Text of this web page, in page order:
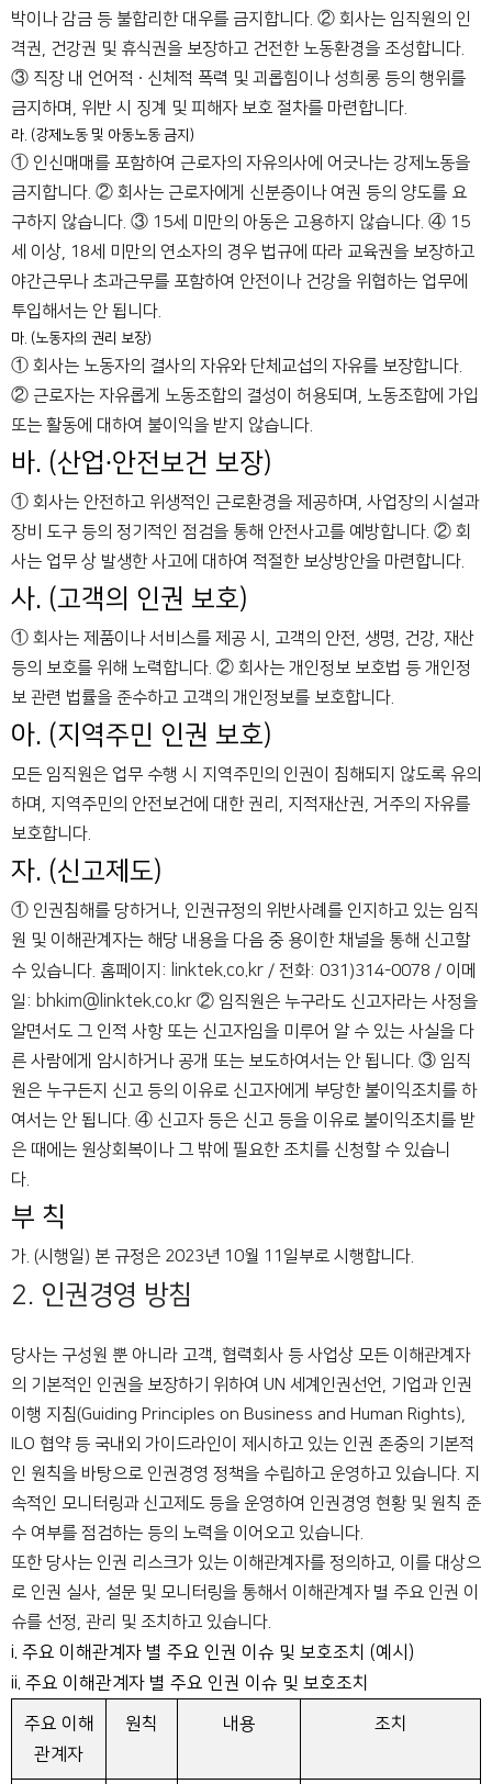
박이나 감금 등 불합리한 대우를 금지합니다. ② 회사는 임직원의 인
격권, 건강권 및 휴식권을 보장하고 건전한 노동환경을 조성합니다.
③ 직장 내 언어적 ∙ 신체적 폭력 및 괴롭힘이나 성희롱 등의 행위를
금지하며, 위반 시 징계 및 피해자 보호 절차를 마련합니다.
라. (강제노동 및 아동노동 금지)
① 인신매매를 포함하여 근로자의 자유의사에 어긋나는 강제노동을
금지합니다. ② 회사는 근로자에게 신분증이나 여권 등의 양도를 요
구하지 않습니다. ③ 15세 미만의 아동은 고용하지 않습니다. ④ 15
세 이상, 18세 미만의 연소자의 경우 법규에 따라 교육권을 보장하고
야간근무나 초과근무를 포함하여 안전이나 건강을 위협하는 업무에
투입해서는 안 됩니다.
마. (노동자의 권리 보장)
① 회사는 노동자의 결사의 자유와 단체교섭의 자유를 보장합니다.
② 근로자는 자유롭게 노동조합의 결성이 허용되며, 노동조합에 가입
또는 활동에 대하여 불이익을 받지 않습니다.
바. (산업∙안전보건 보장)
① 회사는 안전하고 위생적인 근로환경을 제공하며, 사업장의 시설과
장비 도구 등의 정기적인 점검을 통해 안전사고를 예방합니다. ② 회
사는 업무 상 발생한 사고에 대하여 적절한 보상방안을 마련합니다.
사. (고객의 인권 보호)
① 회사는 제품이나 서비스를 제공 시, 고객의 안전, 생명, 건강, 재산
등의 보호를 위해 노력합니다. ② 회사는 개인정보 보호법 등 개인정
보 관련 법률을 준수하고 고객의 개인정보를 보호합니다.
아. (지역주민 인권 보호)
모든 임직원은 업무 수행 시 지역주민의 인권이 침해되지 않도록 유의
하며, 지역주민의 안전보건에 대한 권리, 지적재산권, 거주의 자유를
보호합니다.
자. (신고제도)
① 인권침해를 당하거나, 인권규정의 위반사례를 인지하고 있는 임직
원 및 이해관계자는 해당 내용을 다음 중 용이한 채널을 통해 신고할
수 있습니다. 홈페이지: linktek.co.kr / 전화: 031)314-0078 / 이메
일: bhkim@linktek.co.kr ② 임직원은 누구라도 신고자라는 사정을
알면서도 그 인적 사항 또는 신고자임을 미루어 알 수 있는 사실을 다
른 사람에게 암시하거나 공개 또는 보도하여서는 안 됩니다. ③ 임직
원은 누구든지 신고 등의 이유로 신고자에게 부당한 불이익조치를 하
여서는 안 됩니다. ④ 신고자 등은 신고 등을 이유로 불이익조치를 받
은 때에는 원상회복이나 그 밖에 필요한 조치를 신청할 수 있습니
다.
부 칙
가. (시행일) 본 규정은 2023년 10월 11일부로 시행합니다.
2. 인권경영 방침
당사는 구성원 뿐 아니라 고객, 협력회사 등 사업상 모든 이해관계자
의 기본적인 인권을 보장하기 위하여 UN 세계인권선언, 기업과 인권
이행 지침(Guiding Principles on Business and Human Rights),
ILO 협약 등 국내외 가이드라인이 제시하고 있는 인권 존중의 기본적
인 원칙을 바탕으로 인권경영 정책을 수립하고 운영하고 있습니다. 지
속적인 모니터링과 신고제도 등을 운영하여 인권경영 현황 및 원칙 준
수 여부를 점검하는 등의 노력을 이어오고 있습니다.
또한 당사는 인권 리스크가 있는 이해관계자를 정의하고, 이를 대상으
로 인권 실사, 설문 및 모니터링을 통해서 이해관계자 별 주요 인권 이
슈를 선정, 관리 및 조치하고 있습니다.
i. 주요 이해관계자 별 주요 인권 이슈 및 보호조치 (예시)
ii. 주요 이해관계자 별 주요 인권 이슈 및 보호조치
주요 이해
관계자
원칙 내용 조치